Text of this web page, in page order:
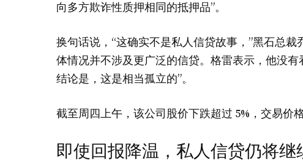
向多方欺诈性质押相同的抵押品”。
换句话说，“这确实不是私人信贷故事，”黑石总
体情况并不涉及更广泛的信贷。格雷表示，他没
结论是，这是相当孤立的”。
截至周四上午，该公司股价下跌超过 5%，交易价格
即使回报降温，私人信贷仍将继